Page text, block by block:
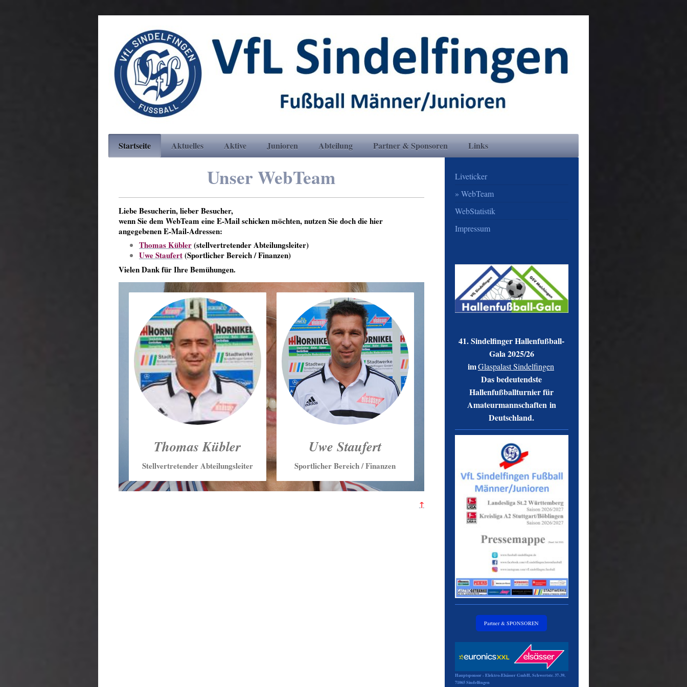
Startseite Aktuelles Aktive Junioren Abteilung Partner & Sponsoren Links
Unser WebTeam
Liebe Besucherin, lieber Besucher,
wenn Sie dem WebTeam eineE-Mailschicken möchten, nutzen Sie doch die hier
angegebenen E-Mail-Adressen:
Thomas Kübler(stellvertretender Abteilungsleiter)
Uwe Staufert(Sportlicher Bereich / Finanzen)
Vielen Dank für Ihre Bemühungen.
Thomas Kübler
Stellvertretender Abteilungsleiter
Uwe Staufert
Sportlicher Bereich / Finanzen
↑
Liveticker
WebTeam
WebStatistik
Impressum
41. Sindelfinger Hallenfußball-
Gala 2025/26
imGlaspalast Sindelfingen
Dasbedeutendste
Hallenfußballturnier für
Amateurmannschaftenin
Deutschland.
Partner & SPONSOREN
Hauptsponsor - Elektro-Elsässer GmbH, Schwertstr. 37-39,
71065 Sindelfingen